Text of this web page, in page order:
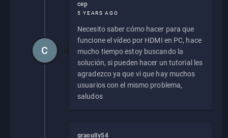
cep
5 YEARS AGO
Necesito saber cómo hacer para que
funcione el vídeo por HDMI en PC, hace
mucho tiempo estoy buscando la
solución, si pueden hacer un tutorial les
agradezco ya que vi que hay muchos
usuarios con el mismo problema,
saludos
C
graoully54